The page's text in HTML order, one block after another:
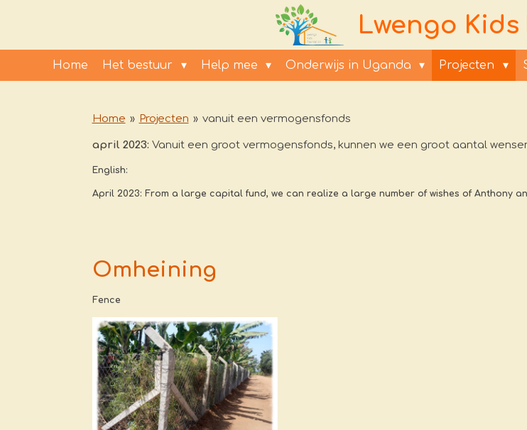
Lwengo
Home Het bestuur Help mee Onderwijs in Uganda Projecten
Home » Projecten » vanuit een vermogensfonds
april 2023: Vanuit een groot vermogensfonds, kunnen we een groot aantal
English:
April 2023: From a large capital fund, we can realize a large number of wishes of Anthony
Omheining
Fence